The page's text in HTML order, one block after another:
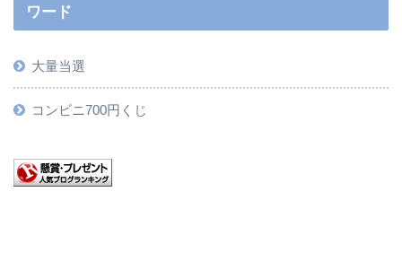
ワード
大量当選
コンビニ700円くじ